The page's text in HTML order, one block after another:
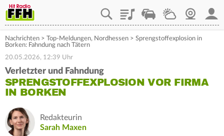
PlaylistStaupilotWetterWebcam
Nachrichten > Top-Meldungen, Nordhessen > Sprengstoffexplosion in
Borken: Fahndung nach Tätern
20.05.2026, 12:39 Uhr
Verletzter und Fahndung
SPRENGSTOFFEXPLOSION VOR FIRMA
IN BORKEN
Redakteurin
Sarah Maxen